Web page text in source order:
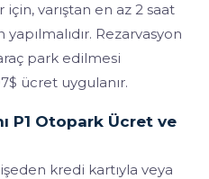
varıştan en az 2 saat
Rezarvasyon
park edilmesi
ücret uygulanır.
P1 Otopark Ücret ve
kredi kartıyla veya